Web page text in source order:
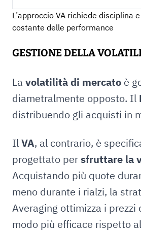
L’approccio VA richiede disciplina
costante delle performance
GESTIONE DELLA
La volatilità di mercato è
diametralmente opposto. Il
distribuendo gli acquisti in
IlVA, al contrario, è
progettato persfruttare la
Acquistando più quote
meno durante i rialzi, la
Averaging ottimizza i prezzi
modo più efficace rispetto